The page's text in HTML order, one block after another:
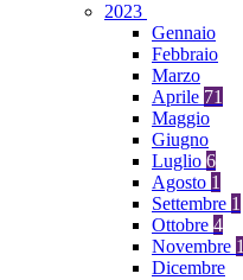
2023
Gennaio
Febbraio
Marzo
Aprile 71
Maggio
Giugno
Luglio 6
Agosto 1
Settembre 1
Ottobre 4
Novembre 1
Dicembre